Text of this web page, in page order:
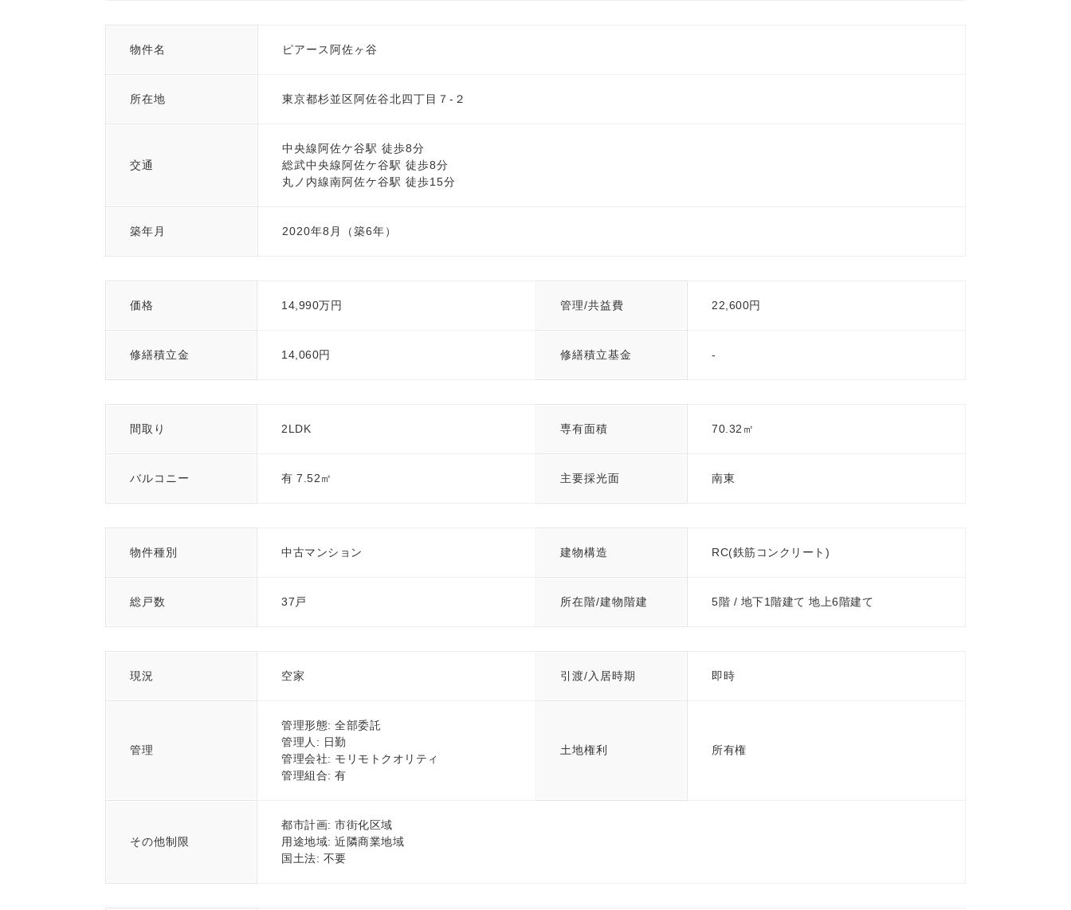
物件名 ピアース阿佐ヶ谷
所在地 東京都杉並区阿佐谷北四丁目７-２
交通
中央線阿佐ケ谷駅 徒歩8分
総武中央線阿佐ケ谷駅 徒歩8分
丸ノ内線南阿佐ケ谷駅 徒歩15分
築年月 2020年8月（築6年）
価格 14,990万円 管理/共益費 22,600円
修繕積立金 14,060円 修繕積立基金 -
間取り 2LDK 専有面積 70.32㎡
バルコニー 有 7.52㎡ 主要採光面 南東
物件種別 中古マンション 建物構造 RC(鉄筋コンクリート)
総戸数 37戸 所在階/建物階建 5階 / 地下1階建て 地上6階建て
現況 空家 引渡/入居時期 即時
管理
管理形態: 全部委託
管理人: 日勤
管理会社: モリモトクオリティ
管理組合: 有
土地権利 所有権
その他制限
都市計画: 市街化区域
用途地域: 近隣商業地域
国土法: 不要